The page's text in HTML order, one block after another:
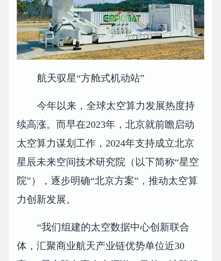
航天驭星“方舱式机动站”
今年以来，全球太空算力发展热度持
续高涨。而早在2023年，北京就前瞻启动
太空算力谋划工作，2024年支持成立北京
星辰未来空间技术研究院（以下简称“星空
院”），逐步明确“北京方案”，推动太空算
力创新发展。
“我们组建的太空数据中心创新联合
体，汇聚商业航天产业链优势单位近30